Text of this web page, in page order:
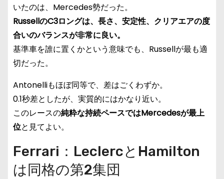
いたのは、Mercedes勢だった。
RussellのC3ロングは、長さ、安定性、クリアエアの度
合いのバランスが非常に良い。
基準車を誰に置くかという意味でも、Russellが最も適
切だった。
Antonelliもほぼ同等で、差はごくわずか。
0.1秒差としたが、実質的にはかなり近い。
このレースの純粋な持続ペースではMercedesが最上
位と見てよい。
Ferrari：LeclercとHamilton
は同格の第2集団